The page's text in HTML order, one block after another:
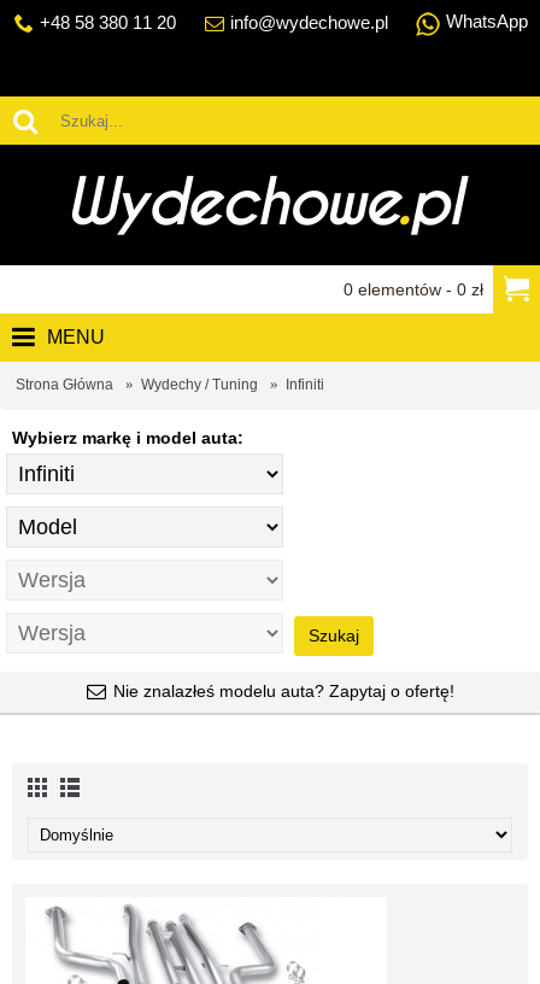
+48 58 380 11 20 info@wydechowe.pl WhatsApp
0 elementów - 0 zł
MENU
Strona Główna Wydechy / Tuning Infiniti
Wybierz markę i model auta:
Szukaj
Nie znalazłeś modelu auta? Zapytaj o ofertę!